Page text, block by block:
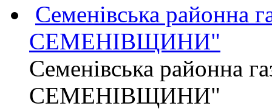
Семенівська районна
СЕМЕНІВЩИНИ"
Семенівська районна
СЕМЕНІВЩИНИ"